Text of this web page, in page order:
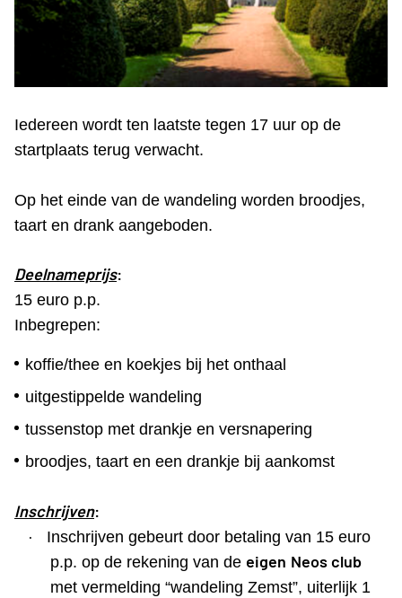
Iedereen wordt ten laatste tegen 17 uur op de
startplaats terug verwacht.
Op het einde van de wandeling worden broodjes,
taart en drank aangeboden.
Deelnameprijs:
15 euro p.p.
Inbegrepen:
koffie/thee en koekjes bij het onthaal
uitgestippelde wandeling
tussenstop met drankje en versnapering
broodjes, taart en een drankje bij aankomst
Inschrijven:
·
Inschrijven gebeurt door betaling van 15 euro
p.p. op de rekening van de eigen Neos club
met vermelding “wandeling Zemst”, uiterlijk 1